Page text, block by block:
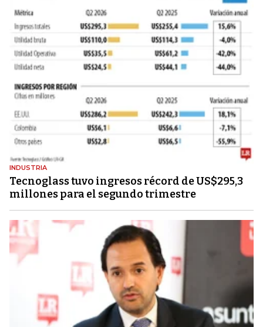
INDUSTRIA
Tecnoglass tuvo ingresos récord de US$295,3
millones para el segundo trimestre